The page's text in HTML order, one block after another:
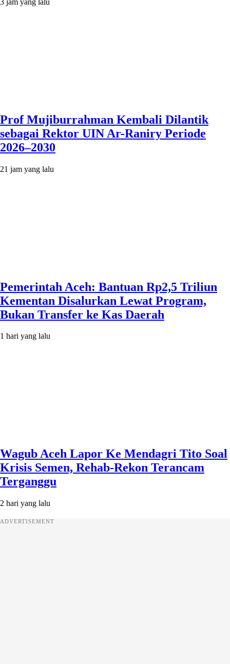
Prof Mujiburrahman Kembali Dilantik
sebagai Rektor UIN Ar-Raniry Periode
2026–2030
21 jam yang lalu
Pemerintah Aceh: Bantuan Rp2,5 Triliun
Kementan Disalurkan Lewat Program,
Bukan Transfer ke Kas Daerah
1 hari yang lalu
Wagub Aceh Lapor Ke Mendagri Tito Soal
Krisis Semen, Rehab-Rekon Terancam
Terganggu
2 hari yang lalu
ADVERTISEMENT